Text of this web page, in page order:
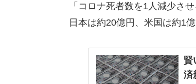
「コロナ死者数を1人減少さ
日本は約20億円、米国は約1
賢
済